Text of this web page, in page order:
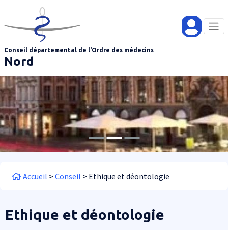
Aller au contenu principal
Conseil départemental de l'Ordre des médecins
Nord
Fil d'Ariane
Accueil Conseil Ethique et déontologie
Ethique et déontologie
Panneau de gestion des cookies